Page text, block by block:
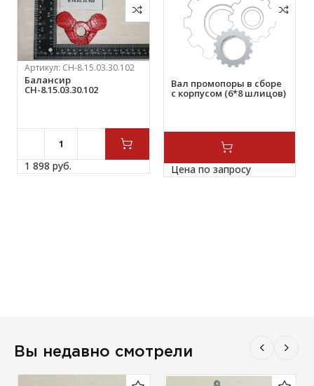
Артикул: СН-8.15.03.30.102
Балансир
СН-8.15.03.30.102
1 898 руб.
Вал промопоры в сборе
с корпусом (6*8 шлицов)
Цена по запросу
Вы недавно смотрели